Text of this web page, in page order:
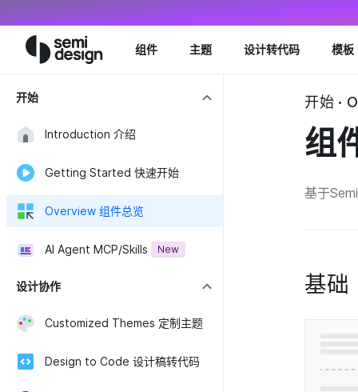
组件 主题 设计转代码 模板
开始
Introduction 介绍
Getting Started 快速开始
Overview 组件总览
AI Agent MCP/Skills New
设计协作
Customized Themes 定制主题
Design to Code 设计稿转代码
开始 ·
组
基于
基础